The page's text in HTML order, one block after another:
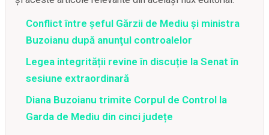
Conflict între şeful Gărzii de Mediu şi ministra
Buzoianu după anunţul controalelor
Legea integrității revine în discuție la Senat în
sesiune extraordinară
Diana Buzoianu trimite Corpul de Control la
Garda de Mediu din cinci județe